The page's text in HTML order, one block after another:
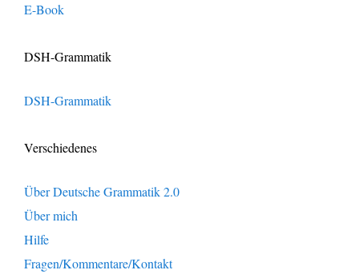
E-Book
DSH-Grammatik
DSH-Grammatik
Verschiedenes
Über Deutsche Grammatik 2.0
Über mich
Hilfe
Fragen/Kommentare/Kontakt